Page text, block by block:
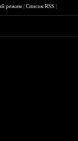
режим |Список RSS |